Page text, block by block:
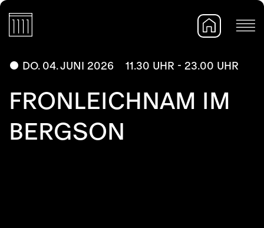
DO. 04. JUNI 2026 11.30 UHR - 23.00 UHR
FRONLEICHNAM IM
BERGSON